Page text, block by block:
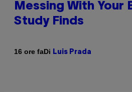
Messing With Your
Study Finds
16 ore faDi Luis Prada